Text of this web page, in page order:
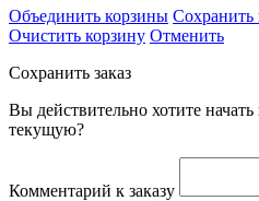
Объединить корзины Сохранить
Очистить корзину Отменить
Сохранить заказ
Вы действительно хотите
текущую?
Комментарий к заказу